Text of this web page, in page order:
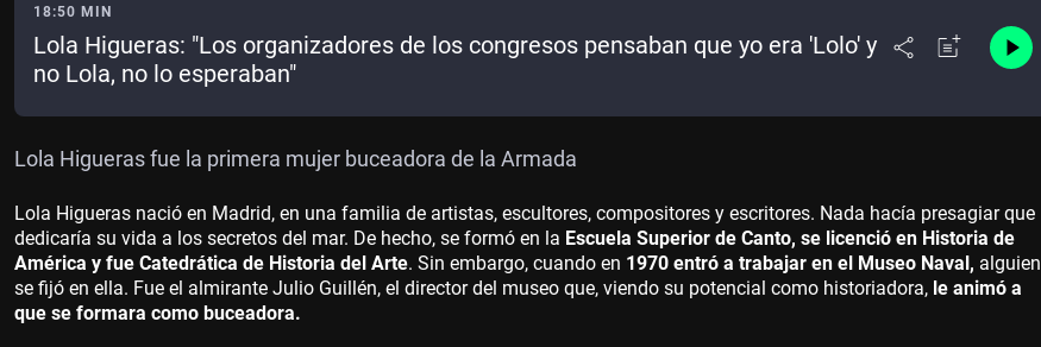
18:50 MIN
Lola Higueras: "Los organizadores de los congresos pensaban que yo era 'Lolo' y
no Lola, no lo esperaban"
Lola Higueras fue la primera mujer buceadora de la Armada
Lola Higueras nació en Madrid, en una familia de artistas, escultores, compositores y escritores. Nada hacía presagiar que
dedicaría su vida a los secretos del mar. De hecho, se formó en la Escuela Superior de Canto, se licenció en Historia de
América y fue Catedrática de Historia del Arte. Sin embargo, cuando en 1970 entró a trabajar en el Museo Naval, alguien
se fijó en ella. Fue el almirante Julio Guillén, el director del museo que, viendo su potencial como historiadora, le animó a
que se formara como buceadora.